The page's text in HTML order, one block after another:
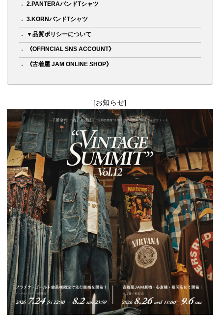
2.PANTERAバンドTシャツ
3.KORNバンドTシャツ
▼品質ポリシーについて
《OFFINCIAL SNS ACCOUNT》
《古着屋 JAM ONLINE SHOP》
[お知らせ]